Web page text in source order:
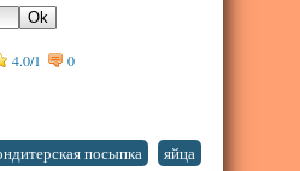
4.0/1 0
посыпка яйца